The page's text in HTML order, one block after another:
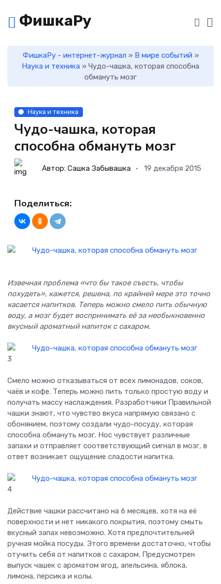
ФишкаРу
ФишкаРу - интернет-журнал » В мире событий »
Наука и техника » Чудо-чашка, которая способна
обмануть мозг
Наука и техника
Чудо-чашка, которая
способна обмануть мозг
Автор: Сашка Забывашка 19 декабря 2015
Поделиться:
Извечная проблема «что бы такое съесть, чтобы
похудеть», кажется, решена, по крайней мере это точно
касается напитков. Теперь можно смело пить обычную
воду, а мозг будет воспринимать её за необыкновенно
вкусный ароматный напиток с сахаром.
3
Смело можно отказываться от всех лимонадов, соков,
чаёв и кофе. Теперь можно пить только простую воду и
получать массу наслаждения. Разработчики Правильной
чашки знают, что чувство вкуса напрямую связано с
обонянием, поэтому создали чудо-посуду, которая
способна обмануть мозг. Нос чувствует различные
запахи и отправляет соответствующий сигнал в мозг, в
ответ возникает ощущение сладости напитка.
4
Действие чашки рассчитано на 6 месяцев, хотя на её
поверхности и нет никакого покрытия, поэтому смыть
вкусный запах невозможно. Хотя предпочтительней
ручная мойка посуды. Этого времени достаточно, чтобы
отучить себя от напитков с сахаром. Предусмотрен
выпуск чашек с ароматом ягод, апельсина, яблока,
лимона, персика и колы.